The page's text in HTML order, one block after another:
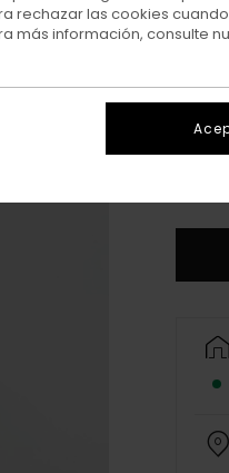
XS
rechazar las cookies
más información, consulte